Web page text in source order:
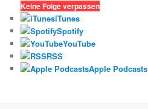
Keine Folge verpassen
iTunes
Spotify
YouTube
RSS
Apple Podcasts